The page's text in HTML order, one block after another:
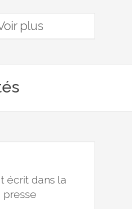
plus
écrit dans la
presse